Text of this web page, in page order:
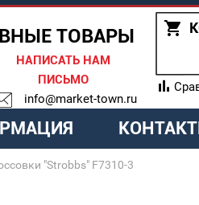
ТОВАРЫ
НАПИСАТЬ НАМ
ПИСЬМО
info@market-town.ru
"Strobbs" F7310-3